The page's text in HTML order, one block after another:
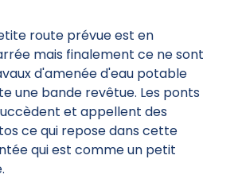
route prévue est en
mais finalement ce ne sont
d'amenée d'eau potable
une bande revêtue. Les ponts
et appellent des
ce qui repose dans cette
qui est comme un petit